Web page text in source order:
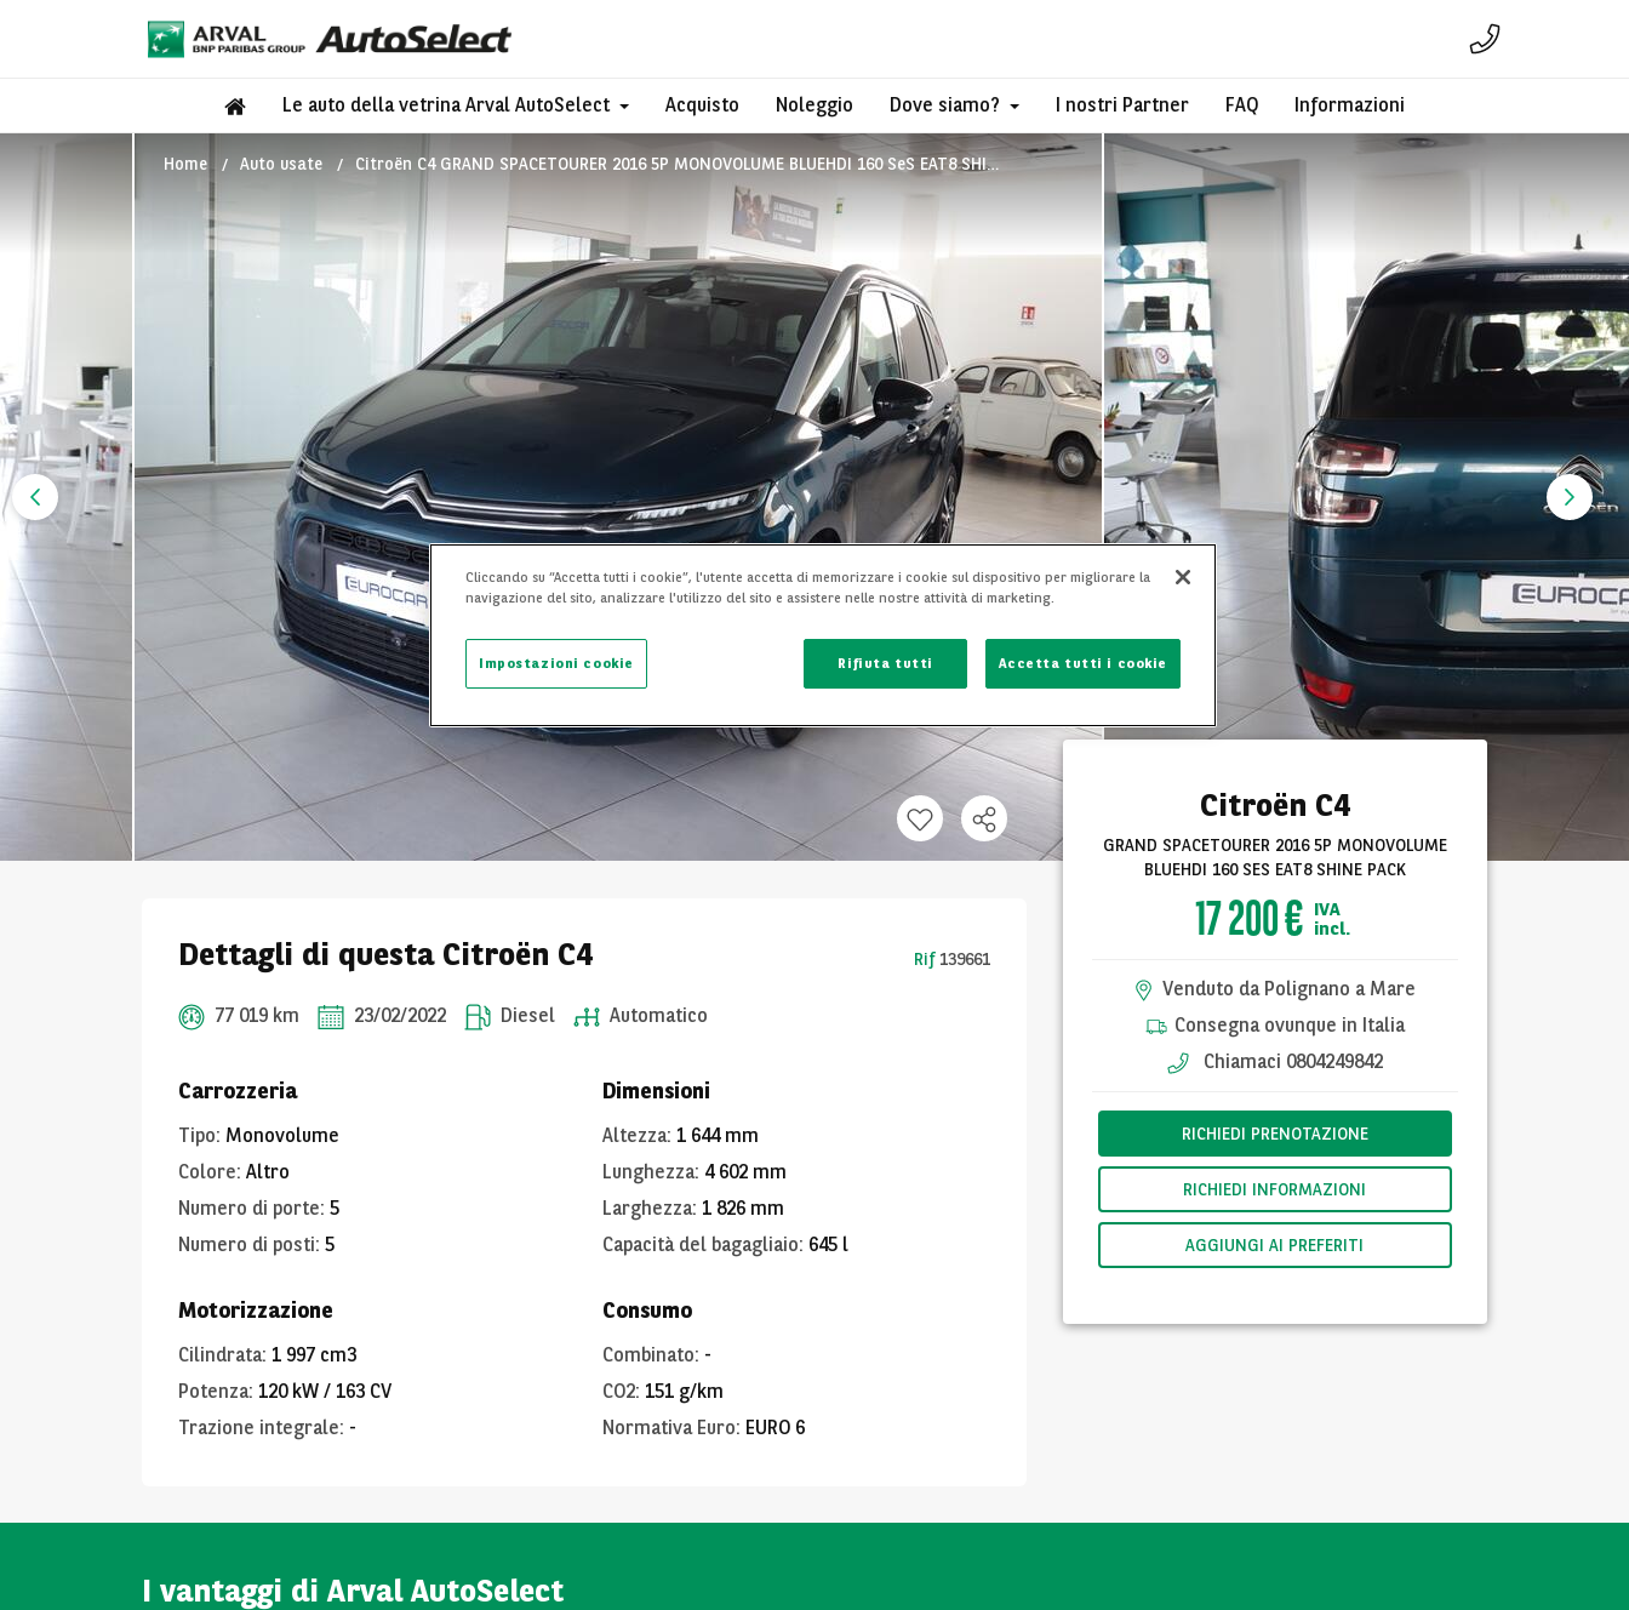
Le auto della vetrina Arval AutoSelect Acquisto Noleggio Dove siamo? I nostri Partner FAQ Informazioni
Home Auto usate Citroën C4 GRAND SPACETOURER 2016 5P MONOVOLUME BLUEHDI 160 SeS EAT8 SHINE PACK
Citroën C4
GRAND SPACETOURER 2016 5P MONOVOLUME
BLUEHDI 160 SES EAT8 SHINE PACK
17 200 € IVA
incl.
Venduto da Polignano a Mare
Consegna ovunque in Italia
Chiamaci 0804249842
RICHIEDI PRENOTAZIONE
RICHIEDI INFORMAZIONI
AGGIUNGI AI PREFERITI
Dettagli di questa Citroën C4
77 019 km 23/02/2022 Diesel Automatico
Rif 139661
Carrozzeria
Tipo: Monovolume
Colore: Altro
Numero di porte: 5
Numero di posti: 5
Dimensioni
Altezza: 1 644 mm
Lunghezza: 4 602 mm
Larghezza: 1 826 mm
Capacità del bagagliaio: 645 l
Motorizzazione
Cilindrata: 1 997 cm3
Potenza: 120 kW / 163 CV
Trazione integrale: -
Consumo
Combinato: -
CO2: 151 g/km
Normativa Euro: EURO 6
I vantaggi di Arval AutoSelect
Cliccando su “Accetta tutti i cookie”, l'utente accetta di memorizzare i cookie sul dispositivo per migliorare la
navigazione del sito, analizzare l'utilizzo del sito e assistere nelle nostre attività di marketing.
Rifiuta tutti Accetta tutti i cookie
Impostazioni cookie